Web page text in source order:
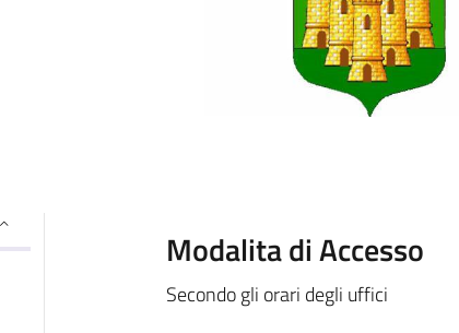
Modalita di Accesso
Secondo gli orari degli uffici